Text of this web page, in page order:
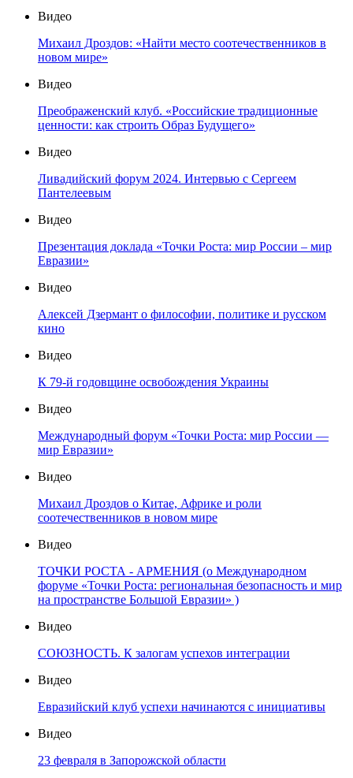
Видео
Михаил Дроздов: «Найти место соотечественников в
новом мире»
Видео
Преображенский клуб. «Российские традиционные
ценности: как строить Образ Будущего»
Видео
Ливадийский форум 2024. Интервью с Сергеем
Пантелеевым
Видео
Презентация доклада «Точки Роста: мир России – мир
Евразии»
Видео
Алексей Дзермант о философии, политике и русском
кино
Видео
К 79-й годовщине освобождения Украины
Видео
Международный форум «Точки Роста: мир России —
мир Евразии»
Видео
Михаил Дроздов о Китае, Африке и роли
соотечественников в новом мире
Видео
ТОЧКИ РОСТА - АРМЕНИЯ (о Международном
форуме «Точки Роста: региональная безопасность и мир
на пространстве Большой Евразии» )
Видео
СОЮЗНОСТЬ. К залогам успехов интеграции
Видео
Евразийский клуб успехи начинаются с инициативы
Видео
23 февраля в Запорожской области